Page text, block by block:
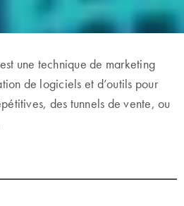
une technique de marketing
de logiciels et d’outils pour
des tunnels de vente, ou